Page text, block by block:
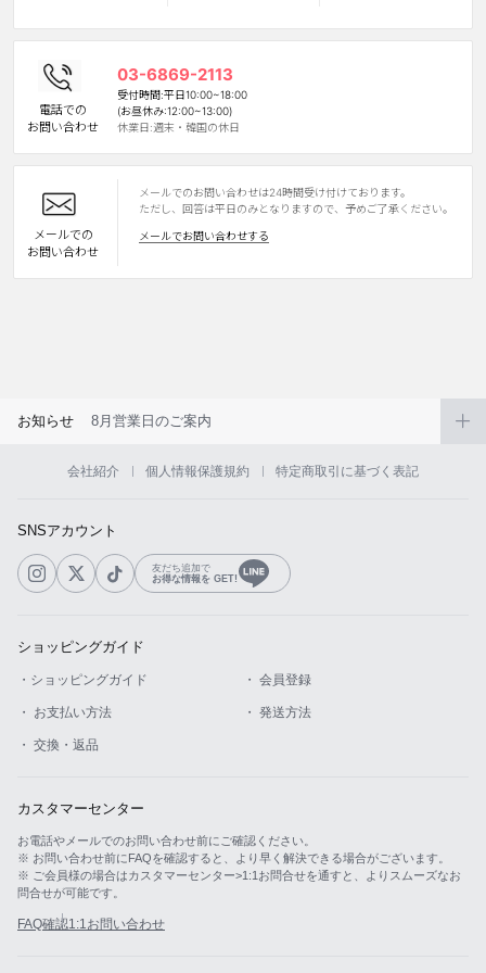
カスタマーサービス
ショッピングガイド
INSTAGRAM TWITTER LINE FACEBOOK
電話での
お問い合わせ
03-6869-2113
受付時間:平日10:00~18:00
(お昼休み:12:00~13:00)
休業日:週末・韓国の休日
メールでの
お問い合わせ
メールでのお問い合わせは24時間受け付けております。
ただし、回答は平日のみとなりますので、予めご了承ください。
メールでお問い合わせする
お知らせ 8月営業日のご案内
会社紹介 個人情報保護規約 特定商取引に基づく表記
SNSアカウント
友だち追加で
お得な情報を GET!
ショッピングガイド
・ショッピングガイド ・ 会員登録
・ お支払い方法 ・ 発送方法
・ 交換・返品
カスタマーセンター
お電話やメールでのお問い合わせ前にご確認ください。
※ お問い合わせ前にFAQを確認すると、より早く解決できる場合がございます。
※ ご会員様の場合はカスタマーセンター>1:1お問合せを通すと、よりスムーズなお
問合せが可能です。
FAQ確認1:1お問い合わせ